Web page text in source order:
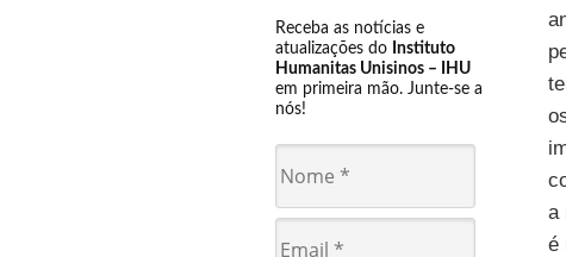
Receba as notícias e
atualizações do Instituto
Humanitas Unisinos – IHU
em primeira mão. Junte-se a
nós!
a
é